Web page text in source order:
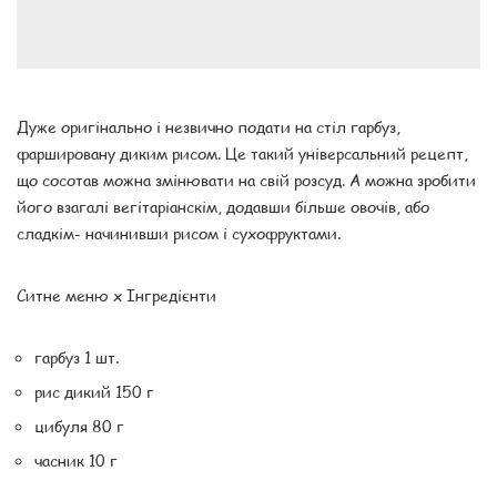
Дуже оригінально і незвично подати на стіл гарбуз,
фаршировану диким рисом. Це такий універсальний рецепт,
що сосотав можна змінювати на свій розсуд. А можна зробити
його взагалі вегітаріанскім, додавши більше овочів, або
сладкім- начинивши рисом і сухофруктами.
Ситне меню x Інгредієнти
гарбуз 1 шт.
рис дикий 150 г
цибуля 80 г
часник 10 г